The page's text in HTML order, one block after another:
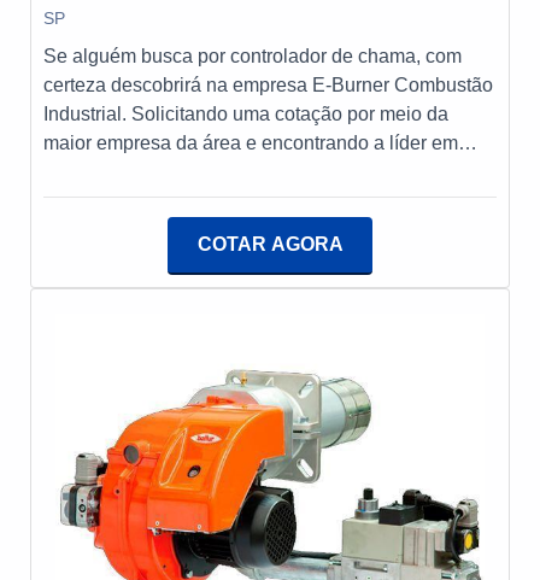
SP
Se alguém busca por controlador de chama, com
certeza descobrirá na empresa E-Burner Combustão
Industrial. Solicitando uma cotação por meio da
maior empresa da área e encontrando a líder em
CONTROLADOR DE CHAMASe alguém quer achar
Industrial. A empresa atua com cavalete de gás e
final.Ainda tratando-se de controlador de chama, na
essência da empresa, a mesma deve prezar pelos
produtos e serviços com ótima qualidade e excelente
custo-benefício, pequenos detalhes, mas de grande
valia para saber a procedência e seriedade da
empresa.É importante lembrar que o produto deve
sempre ser adquirido com empresas especializadas
COTAR AGORA